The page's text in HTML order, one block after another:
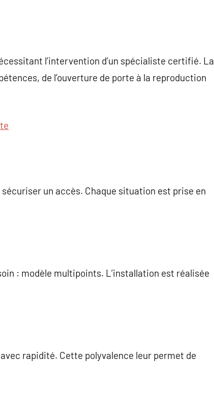
l’intervention d’un spécialiste certifié. La
de l’ouverture de porte à la reproduction
un accès. Chaque situation est prise en
: modèle multipoints. L’installation est réalisée
rapidité. Cette polyvalence leur permet de